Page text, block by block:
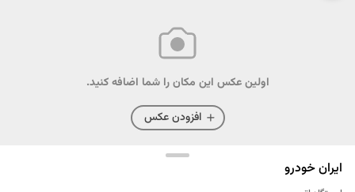
اولین عکس این مکان را شما اضافه کنید.
افزودن عکس
ایران خودرو